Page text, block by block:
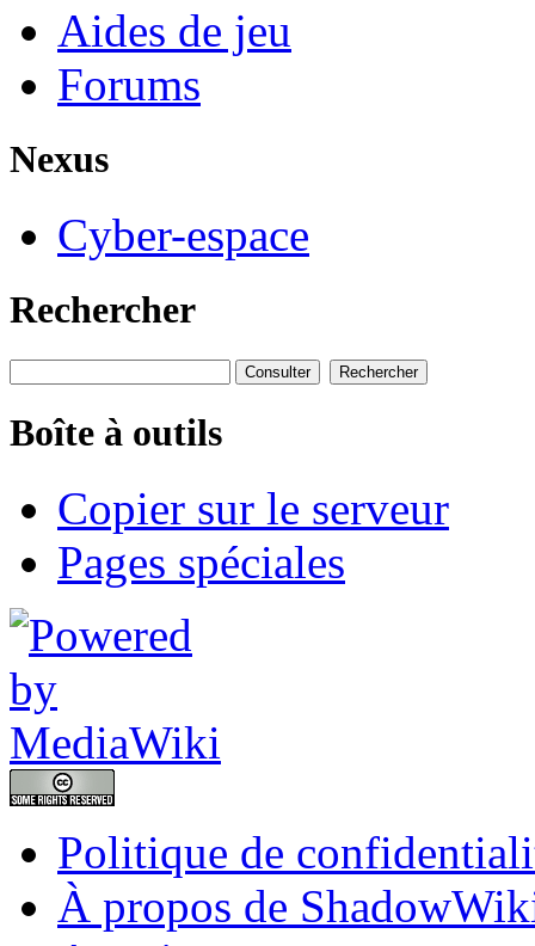
Aides de jeu
Forums
Nexus
Cyber-espace
Rechercher
Boîte à outils
Copier sur le serveur
Pages spéciales
Politique de
À propos de